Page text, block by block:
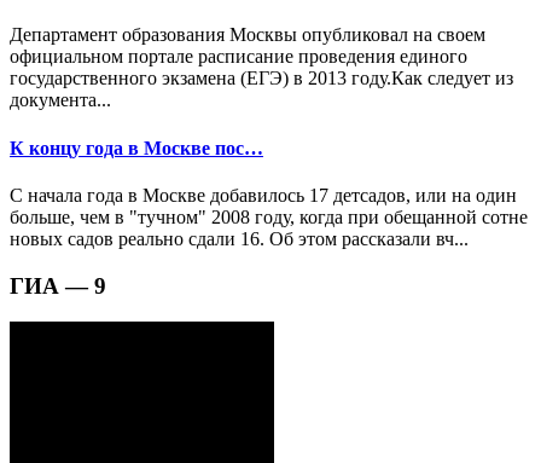
Департамент образования Москвы опубликовал на своем
официальном портале расписание проведения единого
государственного экзамена (ЕГЭ) в 2013 году.Как следует из
документа...
К концу года в Москве пос…
С начала года в Москве добавилось 17 детсадов, или на один
больше, чем в "тучном" 2008 году, когда при обещанной сотне
новых садов реально сдали 16. Об этом рассказали вч...
ГИА — 9